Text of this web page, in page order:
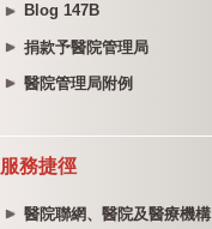
Blog 147B
捐款予醫院管理局
醫院管理局附例
服務捷徑
醫院聯網、醫院及醫療機構